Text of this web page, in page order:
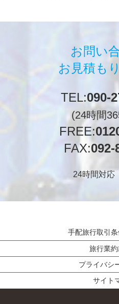
お問い
お見積も
TEL:090-
(24時間
FREE:
FAX:092-
24時間対
手配旅行取引
旅行業
プライバシ
サイト